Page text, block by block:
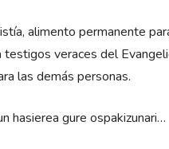
alimento permanente
testigos veraces del
las demás personas.
hasierea gure ospakizunari…